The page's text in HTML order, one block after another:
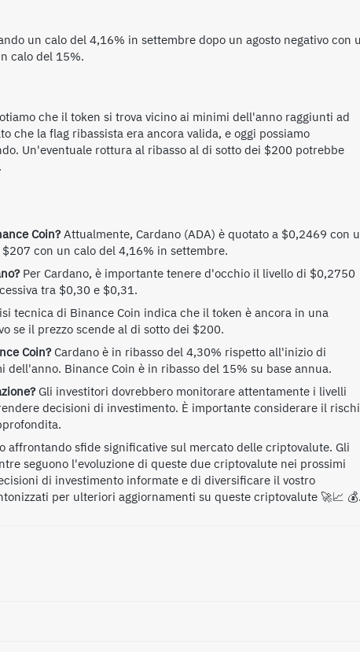
un calo del 4,16% in settembre dopo un agosto negativo con
calo del 15%.
che il token si trova vicino ai minimi dell'anno raggiunti ad
che la flag ribassista era ancora valida, e oggi possiamo
Un'eventuale rottura al ribasso al di sotto dei $200 potrebbe
Coin?Attualmente, Cardano (ADA) è quotato a $0,2469 con
con un calo del 4,16% in settembre.
Per Cardano, è importante tenere d'occhio il livello di $0,2750
tra $0,30 e $0,31.
tecnica di Binance Coin indica che il token è ancora in una
se il prezzo scende al di sotto dei $200.
Coin?Cardano è in ribasso del 4,30% rispetto all'inizio di
Binance Coin è in ribasso del 15% su base annua.
Gli investitori dovrebbero monitorare attentamente i livelli
decisioni di investimento. È importante considerare il
affrontando sfide significative sul mercato delle criptovalute. Gli
seguono l'evoluzione di queste due criptovalute nei prossimi
di investimento informate e di diversificare il vostro
per ulteriori aggiornamenti su queste criptovalute 🚀📈 💰.